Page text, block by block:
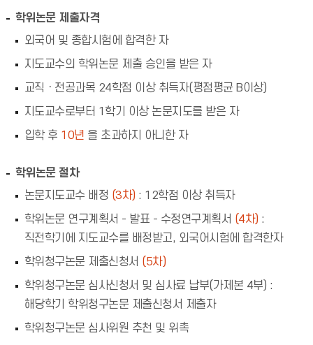
학위논문 제출자격
외국어 및 종합시험에 합격한 자
지도교수의 학위논문 제출 승인을 받은 자
교직ㆍ전공과목 24학점 이상 취득자(평점평균 B이상)
지도교수로부터 1학기 이상 논문지도를 받은 자
입학 후 10년 을 초과하지 아니한 자
학위논문 절차
논문지도교수 배정 (3차) : 12학점 이상 취득자
학위논문 연구계획서 - 발표 - 수정연구계획서 (4차) :
직전학기에 지도교수를 배정받고, 외국어시험에 합격한자
학위청구논문 제출신청서 (5차)
학위청구논문 심사신청서 및 심사료 납부(가제본 4부) :
해당학기 학위청구논문 제출신청서 제출자
학위청구논문 심사위원 추천 및 위촉